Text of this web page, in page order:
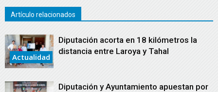
Artículo relacionados
Actualidad
Diputación acorta en 18 kilómetros la
distancia entre Laroya y Tahal
Diputación y Ayuntamiento apuestan por